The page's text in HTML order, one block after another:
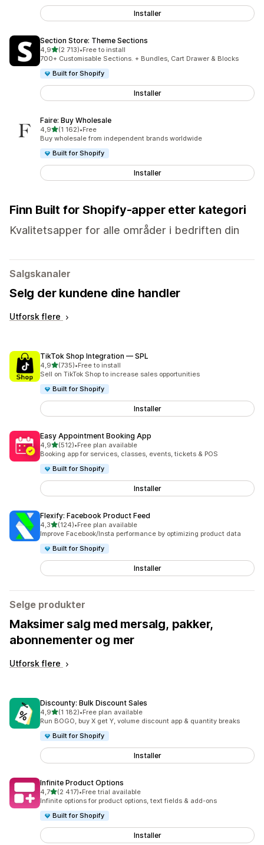
Installer
Section Store: Theme Sections
4,9av 5 stjerner
(2 713)
Totalt 2713 omtaler
•Free to install
700+ Customisable Sections. + Bundles, Cart Drawer & Blocks
Built for Shopify
Installer
Faire: Buy Wholesale
4,9av 5 stjerner
(1 162)
Totalt 1162 omtaler
•Free
Buy wholesale from independent brands worldwide
Built for Shopify
Installer
Finn Built for Shopify-apper etter kategori
Kvalitetsapper for alle områder i bedriften din
Salgskanaler
Selg der kundene dine handler
Utforsk flere
TikTok Shop Integration — SPL
4,9av 5 stjerner
(735)
Totalt 735 omtaler
•Free to install
Sell on TikTok Shop to increase sales opportunities
Built for Shopify
Installer
Easy Appointment Booking App
4,9av 5 stjerner
(512)
Totalt 512 omtaler
•Free plan available
Booking app for services, classes, events, tickets & POS
Built for Shopify
Installer
Flexify: Facebook Product Feed
4,3av 5 stjerner
(124)
Totalt 124 omtaler
•Free plan available
Improve Facebook/Insta performance by optimizing product data
Built for Shopify
Installer
Selge produkter
Maksimer salg med mersalg, pakker,
abonnementer og mer
Utforsk flere
Discounty: Bulk Discount Sales
4,9av 5 stjerner
(1 182)
Totalt 1182 omtaler
•Free plan available
Run BOGO, buy X get Y, volume discount app & quantity breaks
Built for Shopify
Installer
Infinite Product Options
4,7av 5 stjerner
(2 417)
Totalt 2417 omtaler
•Free trial available
Infinite options for product options, text fields & add-ons
Built for Shopify
Installer